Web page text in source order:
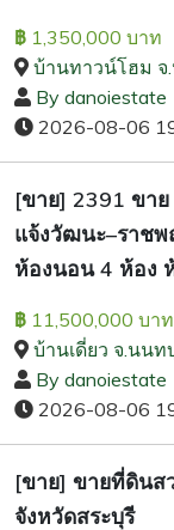
฿ 1,350,000 บาท
บ้านทาวน์โฮม จ
By danoiestate
2026-08-06
[ขาย] 2391 ขา
แจ้งวัฒนะ–ราช
ห้องนอน 4 ห้อง
฿ 11,500,000 บาท
บ้านเดี่ยว จ.นนท
By danoiestate
2026-08-06
[ขาย] ขายที่ดินส
จังหวัดสระบุรี